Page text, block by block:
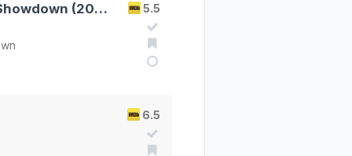
5.5
Disney Channel's Epic Holiday Showdown (2020)
6.5